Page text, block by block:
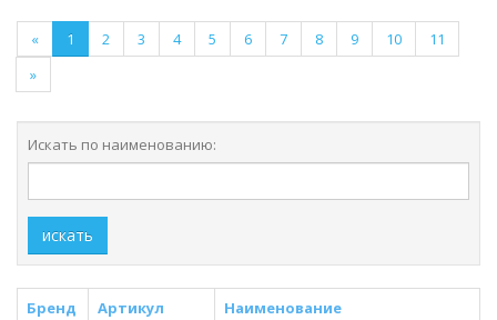
« 1 2 3 4 5 6 7 8 9 10
11
»
Искать по наименованию:
искать
Бренд Артикул
Наименование